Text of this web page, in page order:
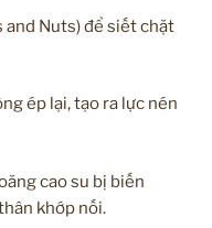
and Nuts) để siết chặt
ép lại, tạo ra lực nén
cao su bị biến
khớp nối.